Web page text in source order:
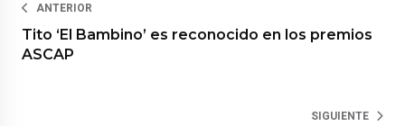
ANTERIOR
Tito ‘El Bambino’ es reconocido en los premios
ASCAP
SIGUIENTE